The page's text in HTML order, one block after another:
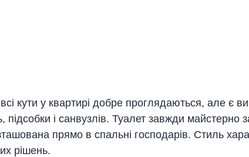
кути у квартирі добре проглядаються, але є
підсобки і санвузлів. Туалет завжди майстерно
прямо в спальні господарів. Стиль
рішень.